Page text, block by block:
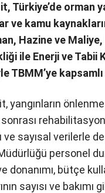
Türkiye’de orman
ve kamu
Hazine ve
ile Enerji ve Tabii
TBMM’ye
yangınların
sonrası
ve sayısal verilerle
personel
donanımı, bütçe
sayısı ve